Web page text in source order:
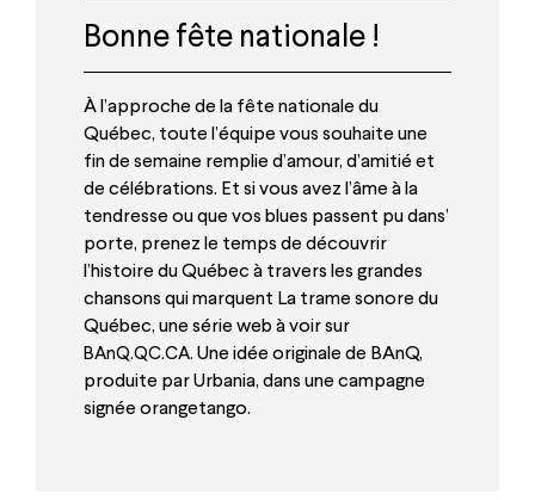
Bonne fête nationale !
À l’approche de la fête nationale du
Québec, toute l’équipe vous souhaite une
fin de semaine remplie d’amour, d’amitié et
de célébrations. Et si vous avez l’âme à la
tendresse ou que vos blues passent pu dans’
porte, prenez le temps de découvrir
l’histoire du Québec à travers les grandes
chansons qui marquent La trame sonore du
Québec, une série web à voir sur
BAnQ.QC.CA . Une idée originale de BAnQ,
produite par Urbania, dans une campagne
signée orangetango.